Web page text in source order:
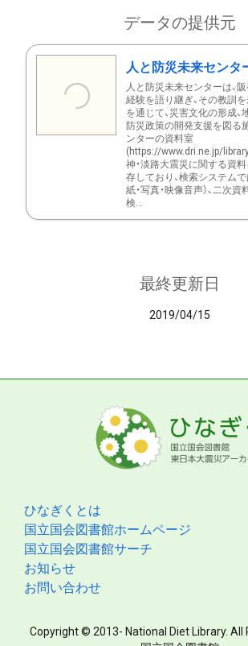
データの提供元
人と防災未来セン
人と防災未来センターは、
経験を語り継ぎ、その教訓
を通じて、災害文化の形成、
防災政策の開発支援を図る
ンターの資料室
(https://www.dri.ne.jp/
神・淡路大震災に関する資
存しており、検索システムで
紙・写真・映像音声）、二次資
検...
最終更新日
2019/04/15
ひなぎくとは
国立国会図書館ホームページ
国立国会図書館サーチ
お知らせ
お問い合わせ
Copyright © 2013- National Diet Library. All